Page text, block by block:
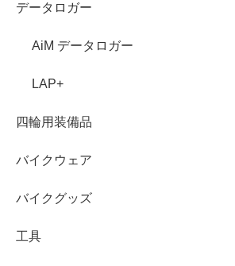
データロガー
AiM データロガー
LAP+
四輪用装備品
バイクウェア
バイクグッズ
工具